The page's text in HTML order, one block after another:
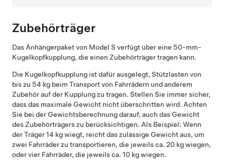
Zubehörträger
Das Anhängerpaket von Model S verfügt über eine 50-mm-
Kugelkopfkupplung, die einen Zubehörträger tragen kann.
Die Kugelkopfkupplung ist dafür ausgelegt, Stützlasten von
bis zu 54 kg beim Transport von Fahrrädern und anderem
Zubehör auf der Kupplung zu tragen. Stellen Sie immer sicher,
dass das maximale Gewicht nicht überschritten wird. Achten
Sie bei der Gewichtsberechnung darauf, auch das Gewicht
des Zubehörträgers zu berücksichtigen. Als Beispiel: Wenn
der Träger 14 kg wiegt, reicht das zulässige Gewicht aus, um
zwei Fahrräder zu transportieren, die jeweils ca. 20 kg wiegen,
oder vier Fahrräder, die jeweils ca. 10 kg wiegen.